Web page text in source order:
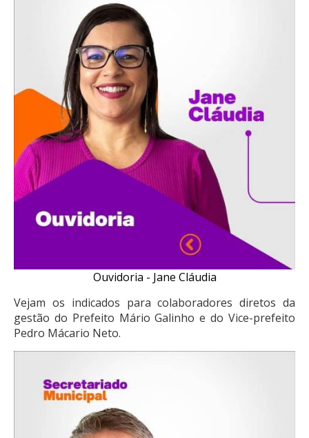
Ouvidoria - Jane Cláudia
Vejam os indicados para colaboradores diretos da
gestão do Prefeito Mário Galinho e do Vice-prefeito
Pedro Mácario Neto.